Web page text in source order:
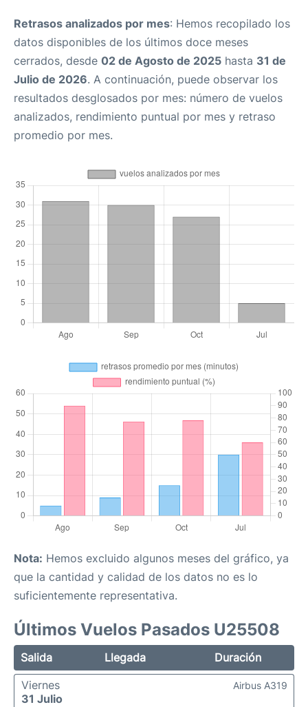
Retrasos analizados por mes: Hemos recopilado los
datos disponibles de los últimos doce meses
cerrados, desde 02 de Agosto de 2025 hasta 31 de
Julio de 2026. A continuación, puede observar los
resultados desglosados por mes: número de vuelos
analizados, rendimiento puntual por mes y retraso
promedio por mes.
Nota: Hemos excluido algunos meses del gráfico, ya
que la cantidad y calidad de los datos no es lo
suficientemente representativa.
Últimos Vuelos Pasados U25508
Salida Llegada
Duración
Viernes
31 Julio
Airbus A319